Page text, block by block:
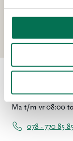
Kerkeplaat 8,
Contact
Ma t/m vr 08:00
078 - 770 85 85